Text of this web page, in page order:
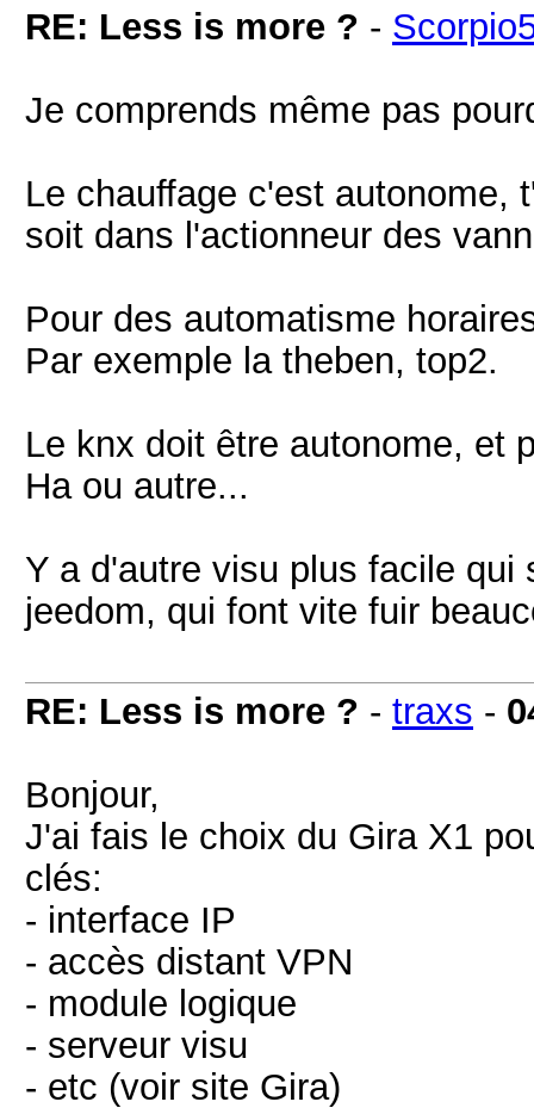
RE: Less is more ? -
Je comprends même pas
Le chauffage c'est autonome,
soit dans l'actionneur des
Pour des automatisme
Par exemple la theben, top2.
Le knx doit être autonome, et
Ha ou autre...
Y a d'autre visu plus facile
jeedom, qui font vite fuir
RE: Less is more ? - traxs -
Bonjour,
J'ai fais le choix du Gira X1
clés:
- interface IP
- accès distant VPN
- module logique
- serveur visu
- etc (voir site Gira)